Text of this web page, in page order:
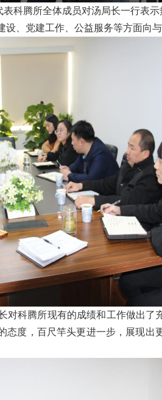
表科腾所全体成员对汤局长一行表
设、党建工作、公益服务等方面向
对科腾所现有的成绩和工作做出
态度，百尺竿头更进一步，展现